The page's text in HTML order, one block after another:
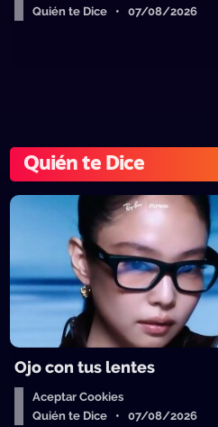
Quién te Dice • 07/08/2026
Quién te Dice
Ojo con tus lentes
Aceptar Cookies
Quién te Dice • 07/08/2026